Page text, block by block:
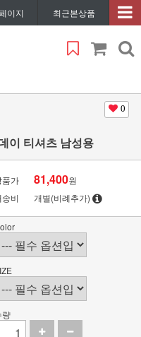
이지 최근본상품
0
이 티셔츠 남성용
품가 81,400원
비
개별(비례추가)
량